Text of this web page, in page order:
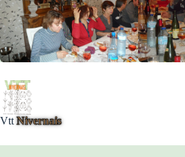
au
contenu
VttNivernais